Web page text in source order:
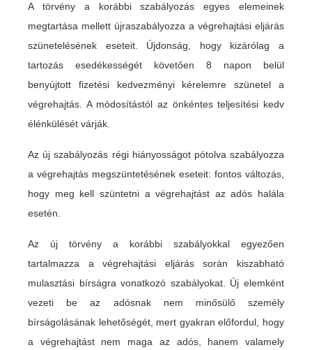
A törvény a korábbi szabályozás egyes elemeinek
megtartása mellett újraszabályozza a végrehajtási eljárás
szünetelésének eseteit. Újdonság, hogy kizárólag a
tartozás esedékességét követően 8 napon belül
benyújtott fizetési kedvezményi kérelemre szünetel a
végrehajtás. A módosítástól az önkéntes teljesítési kedv
élénkülését várják.
Az új szabályozás régi hiányosságot pótolva szabályozza
a végrehajtás megszüntetésének eseteit: fontos változás,
hogy meg kell szüntetni a végrehajtást az adós halála
esetén.
Az új törvény a korábbi szabályokkal egyezően
tartalmazza a végrehajtási eljárás során kiszabható
mulasztási bírságra vonatkozó szabályokat. Új elemként
vezeti be az adósnak nem minősülő személy
bírságolásának lehetőségét, mert gyakran előfordul, hogy
a végrehajtást nem maga az adós, hanem valamely